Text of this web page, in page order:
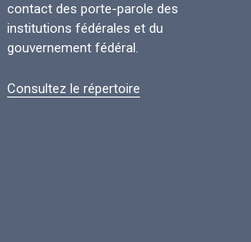
contact des porte-parole des
institutions fédérales et du
gouvernement fédéral.
Consultez le répertoire